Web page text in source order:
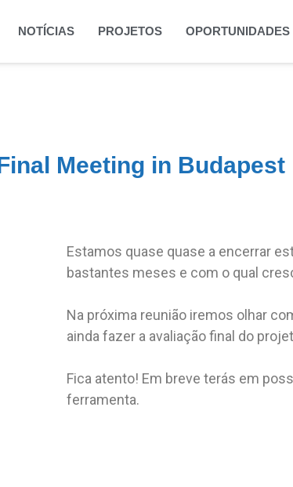
NOTÍCIAS PROJETOS OPORTUNIDADES
Meeting in Budapest
Estamos quase quase a encerrar
bastantes meses e com o qual
Na próxima reunião iremos olhar
ainda fazer a avaliação final do
Fica atento! Em breve terás em
ferramenta.